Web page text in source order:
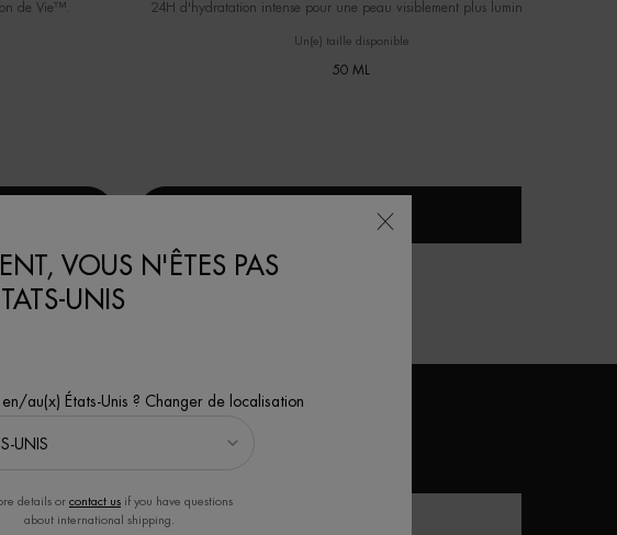
de Vie™. 24H d'hydratation intense pour une peau visiblement plus lumineuse.
Un(e) taille disponible
50 ML
DÉCOUVRIR
S'INSCRIRE À LA NEWSLETTER
Prénom
VOUS N'ÊTES PAS
UNIS
au(x) États-Unis ? Changer de localisation
details or contact us if you have questions
about international shipping.